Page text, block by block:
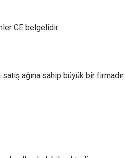
CE belgelidir.
ağına sahip büyük bir firmadır.